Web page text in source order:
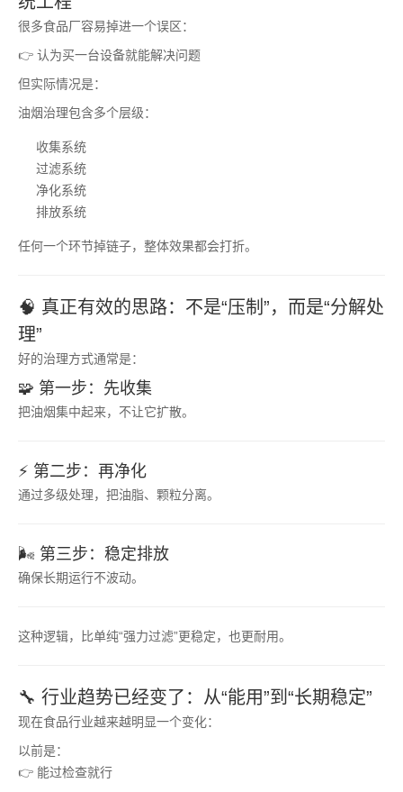
很多食品厂容易掉进一个误区：
👉 认为买一台设备就能解决问题
但实际情况是：
油烟治理包含多个层级：
收集系统
过滤系统
净化系统
排放系统
任何一个环节掉链子，整体效果都会打折。
🧠 真正有效的思路：不是“压制”，而是“分解处
理”
好的治理方式通常是：
🧩 第一步：先收集
把油烟集中起来，不让它扩散。
⚡ 第二步：再净化
通过多级处理，把油脂、颗粒分离。
🌬️ 第三步：稳定排放
确保长期运行不波动。
这种逻辑，比单纯“强力过滤”更稳定，也更耐用。
🔧 行业趋势已经变了：从“能用”到“长期稳定”
现在食品行业越来越明显一个变化：
以前是：
👉 能过检查就行